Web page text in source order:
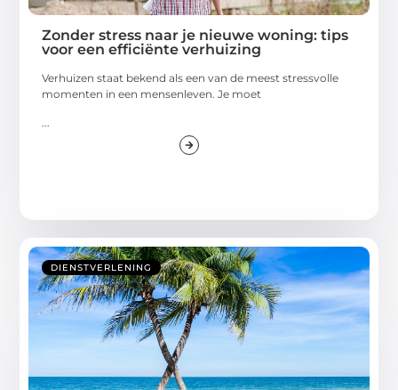
Zonder stress naar je nieuwe woning: tips
voor een efficiënte verhuizing
Verhuizen staat bekend als een van de meest stressvolle
momenten in een mensenleven. Je moet
...
DIENSTVERLENING